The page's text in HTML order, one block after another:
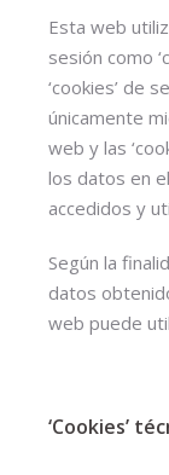
Esta web
sesión como
‘cookies’ de
únicamente
web y las
los datos en
accedidos y
Según la
datos
web puede
‘Cookies’